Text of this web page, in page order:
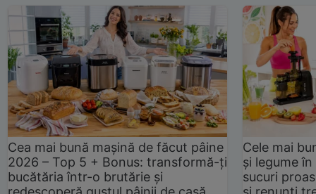
Cea mai bună mașină de făcut pâine
2026 – Top 5 + Bonus: transformă-ți
bucătăria într-o brutărie și
Cele mai
și legume
sucuri